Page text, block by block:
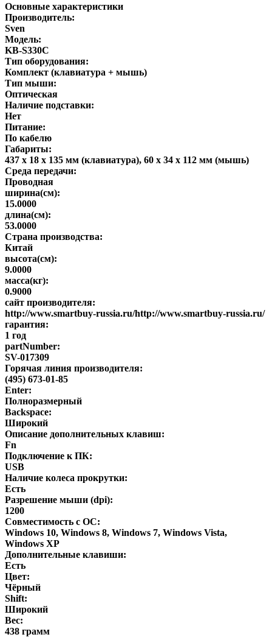
Основные характеристики
Производитель:
Sven
Модель:
KB-S330C
Тип оборудования:
Комплект (клавиатура + мышь)
Тип мыши:
Оптическая
Наличие подставки:
Нет
Питание:
По кабелю
Габариты:
437 x 18 x 135 мм (клавиатура), 60 x 34 x 112 мм (мышь)
Среда передачи:
Проводная
ширина(см):
15.0000
длина(см):
53.0000
Страна производства:
Китай
высота(см):
9.0000
масса(кг):
0.9000
сайт производителя:
http://www.smartbuy-russia.ru/http://www.smartbuy-russia.ru/
гарантия:
1 год
partNumber:
SV-017309
Горячая линия производителя:
(495) 673-01-85
Enter:
Полноразмерный
Backspace:
Широкий
Описание дополнительных клавиш:
Fn
Подключение к ПК:
USB
Наличие колеса прокрутки:
Есть
Разрешение мыши (dpi):
1200
Совместимость с ОС:
Windows 10, Windows 8, Windows 7, Windows Vista,
Windows XP
Дополнительные клавиши:
Есть
Цвет:
Чёрный
Shift:
Широкий
Вес:
438 грамм